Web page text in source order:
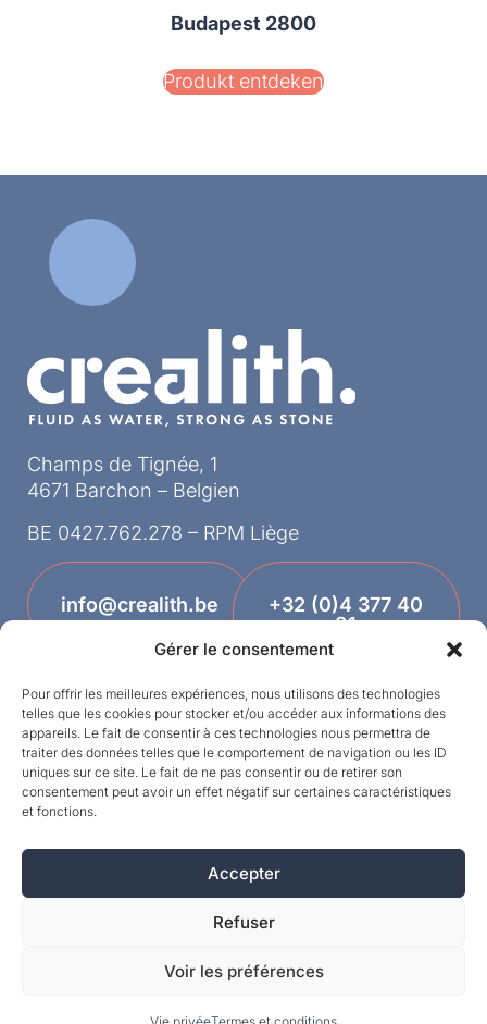
Gérer le consentement
Pour offrir les meilleures expériences, nous utilisons des technologies
telles que les cookies pour stocker et/ou accéder aux informations des
appareils. Le fait de consentir à ces technologies nous permettra de
traiter des données telles que le comportement de navigation ou les ID
uniques sur ce site. Le fait de ne pas consentir ou de retirer son
consentement peut avoir un effet négatif sur certaines caractéristiques
et fonctions.
Accepter
Refuser
Voir les préférences
Budapest 2800
Produkt entdeken
Champs de Tignée, 1
4671 Barchon – Belgien
BE 0427.762.278 – RPM Liège
info@crealith.be
+32 (0)4 377 40
81
©MPI 2026 – Crealith ist eine eingetragene
Marke von Mineral Products International S.A. –
Designed by